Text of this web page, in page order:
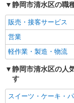
静岡市清水区の職
販売・接客サービス
営業
軽作業・製造・物流
静岡市清水区の人
す
スイーツ・ケーキ・